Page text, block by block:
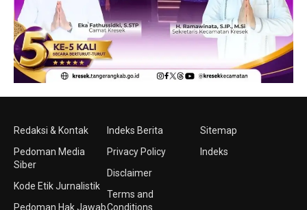
Redaksi & Kontak
Pedoman Media
Siber
Kode Etik Jurnalistik
Pedoman Hak Jawab
Indeks Berita
Privacy Policy
Disclaimer
Terms and
Conditions
Sitemap
Indeks